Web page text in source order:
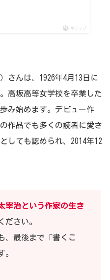
ポチップ
さんは、1926年4月13日に
高坂高等女学校を卒業した
み始めます。デビュー作
作品でも多くの読者に愛さ
しても認められ、2014年12
宰治という作家の生き
ださい。
、最後まで「書くこ
。